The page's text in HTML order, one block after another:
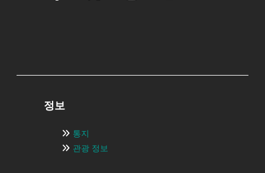
정보
통지
관광 정보